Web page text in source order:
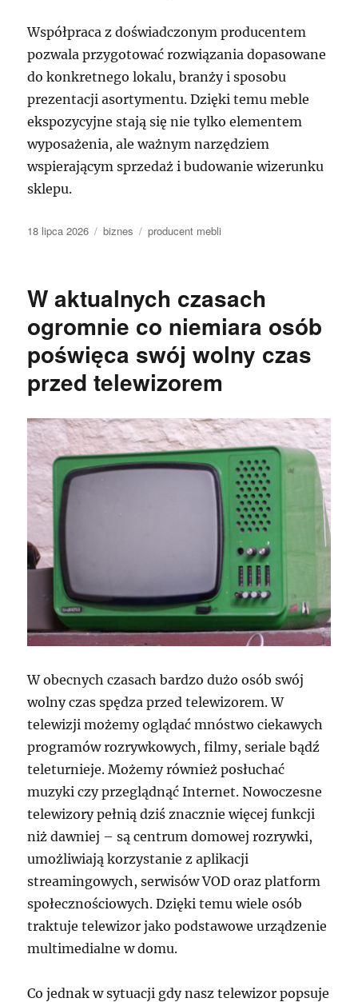
Współpraca z doświadczonym producentem
pozwala przygotować rozwiązania dopasowane
do konkretnego lokalu, branży i sposobu
prezentacji asortymentu. Dzięki temu meble
ekspozycyjne stają się nie tylko elementem
wyposażenia, ale ważnym narzędziem
wspierającym sprzedaż i budowanie wizerunku
sklepu.
Data
18 lipca 2026 Kategorie
biznes Tagi
producent mebli
W aktualnych czasach
ogromnie co niemiara osób
poświęca swój wolny czas
przed telewizorem
W obecnych czasach bardzo dużo osób swój
wolny czas spędza przed telewizorem. W
telewizji możemy oglądać mnóstwo ciekawych
programów rozrywkowych, filmy, seriale bądź
teleturnieje. Możemy również posłuchać
muzyki czy przeglądnąć Internet. Nowoczesne
telewizory pełnią dziś znacznie więcej funkcji
niż dawniej – są centrum domowej rozrywki,
umożliwiają korzystanie z aplikacji
streamingowych, serwisów VOD oraz platform
społecznościowych. Dzięki temu wiele osób
traktuje telewizor jako podstawowe urządzenie
multimedialne w domu.
Co jednak w sytuacji gdy nasz telewizor popsuje